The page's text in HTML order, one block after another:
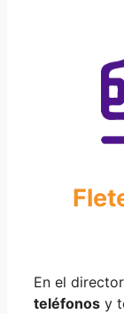
En el
teléfonos y